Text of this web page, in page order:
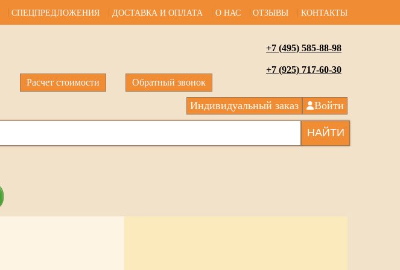
СПЕЦПРЕДЛОЖЕНИЯ ДОСТАВКА И ОПЛАТА О НАС ОТЗЫВЫ КОНТАКТЫ
+7 (495) 585-88-98
+7 (925) 717-60-30
Индивидуальный заказ Войти
Расчет стоимости Обратный звонок
НАЙТИ